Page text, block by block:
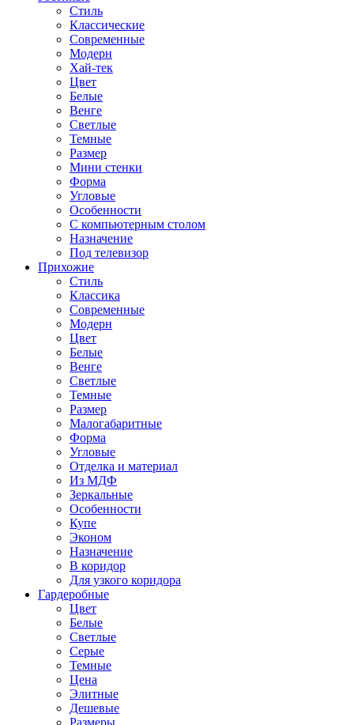
Стиль
Классические
Современные
Модерн
Хай-тек
Цвет
Белые
Венге
Светлые
Темные
Размер
Мини стенки
Форма
Угловые
Особенности
С компьютерным столом
Назначение
Под телевизор
Прихожие
Стиль
Классика
Современные
Модерн
Цвет
Белые
Венге
Светлые
Темные
Размер
Малогабаритные
Форма
Угловые
Отделка и материал
Из МДФ
Зеркальные
Особенности
Купе
Эконом
Назначение
В коридор
Для узкого коридора
Гардеробные
Цвет
Белые
Светлые
Серые
Темные
Цена
Элитные
Дешевые
Размеры